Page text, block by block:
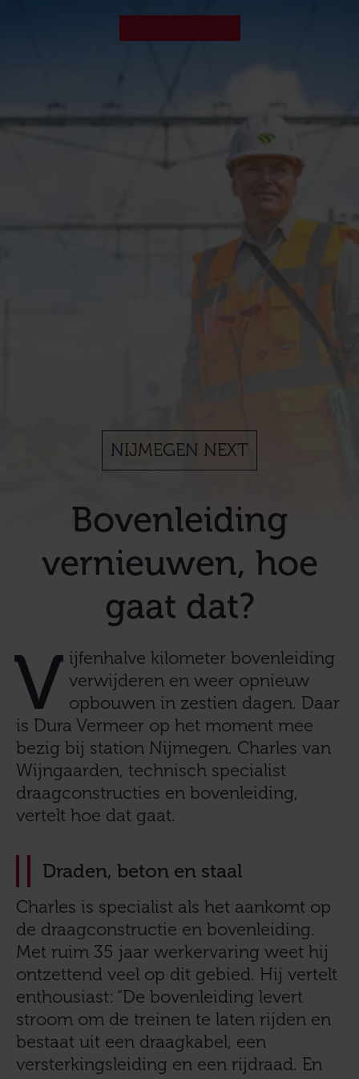
NIJMEGEN NEXT
Bovenleiding
vernieuwen, hoe
gaat dat?
V ijfenhalve kilometer bovenleiding
verwijderen en weer opnieuw
opbouwen in zestien dagen. Daar
is Dura Vermeer op het moment mee
bezig bij station Nijmegen. Charles van
Wijngaarden, technisch specialist
draagconstructies en bovenleiding,
vertelt hoe dat gaat.
Draden, beton en staal
Charles is specialist als het aankomt op
de draagconstructie en bovenleiding.
Met ruim 35 jaar werkervaring weet hij
ontzettend veel op dit gebied. Hij vertelt
enthousiast: “De bovenleiding levert
stroom om de treinen te laten rijden en
bestaat uit een draagkabel, een
versterkingsleiding en een rijdraad. En